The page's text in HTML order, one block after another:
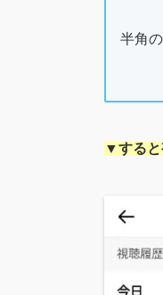
半角
▼すると